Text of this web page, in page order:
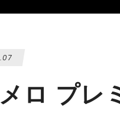
ロ プレ